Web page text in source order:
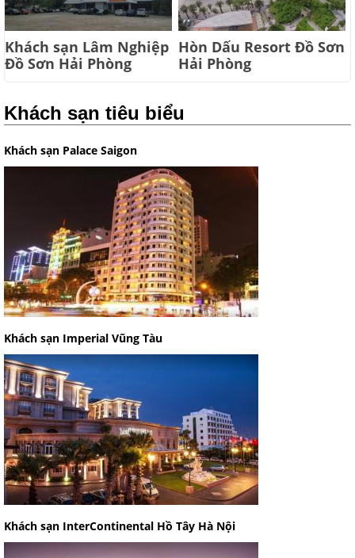
Khách sạn Lâm Nghiệp
Đồ Sơn Hải Phòng
Hòn Dấu Resort Đồ Sơn
Hải Phòng
Khách sạn tiêu biểu
Khách sạn Palace Saigon
Khách sạn Imperial Vũng Tàu
Khách sạn InterContinental Hồ Tây Hà Nội